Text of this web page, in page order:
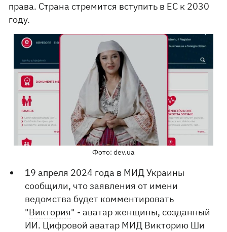
права. Страна стремится вступить в ЕС к 2030
году.
Фото: dev.ua
19 апреля 2024 года в МИД Украины
сообщили, что заявления от имени
ведомства будет комментировать
"Виктория" - аватар женщины, созданный
ИИ. Цифровой аватар МИД Викторию Ши